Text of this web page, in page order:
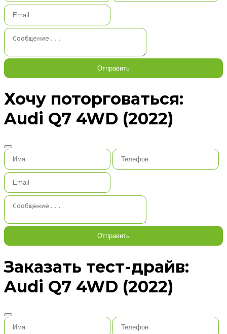
Отправить
Хочу поторговаться:
Audi Q7 4WD (2022)
Отправить
Заказать тест-драйв:
Audi Q7 4WD (2022)